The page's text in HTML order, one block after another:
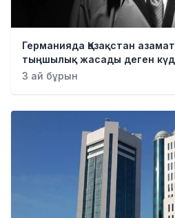
Германияда Қазақстан
тыңшылық жасады деген
3 ай бұрын